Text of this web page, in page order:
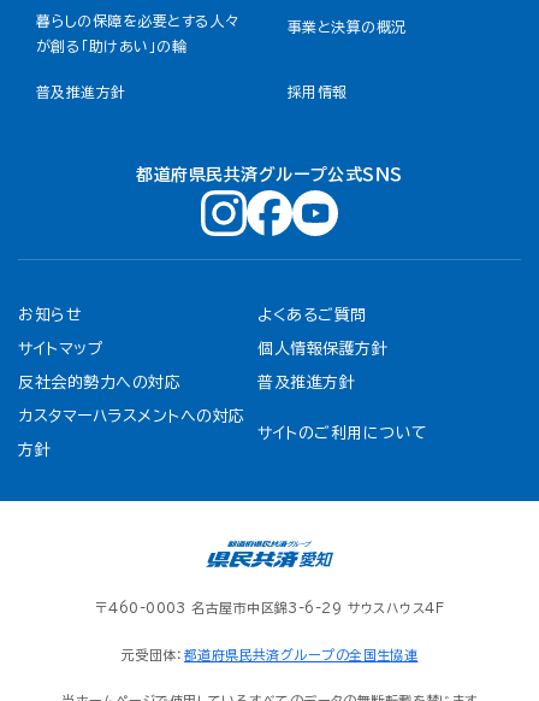
暮らしの保障を必要とする人々
が創る「助けあい」の輪
事業と決算の概況
普及推進方針 採用情報
都道府県民共済グループ公式ＳＮＳ
お知らせ よくあるご質問
サイトマップ 個人情報保護方針
反社会的勢力への対応 普及推進方針
カスタマーハラスメントへの対応
方針
サイトのご利用について
〒460-0003 名古屋市中区錦3-6-29 サウスハウス4F
元受団体： 都道府県民共済グループの全国生協連